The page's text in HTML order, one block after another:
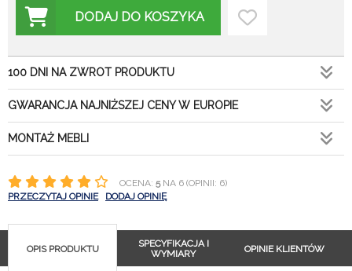
DODAJ DO KOSZYKA
100 DNI NA ZWROT PRODUKTU
GWARANCJA NAJNIŻSZEJ CENY W EUROPIE
MONTAŻ MEBLI
OCENA: 5NA 6 (OPINII: 6)
PRZECZYTAJ OPINIE
DODAJ OPINIĘ
OPIS PRODUKTU
SPECYFIKACJA I
WYMIARY
OPINIE KLIENTÓW